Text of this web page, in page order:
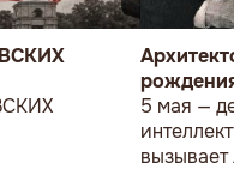
5 мая —